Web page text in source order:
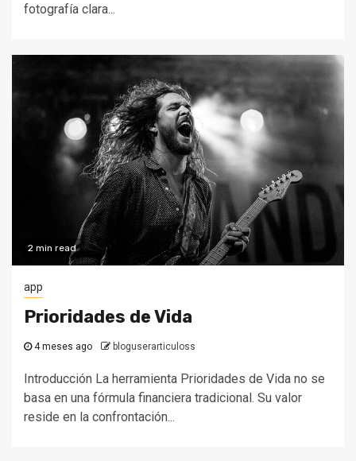
fotografía clara...
2 min read
app
Prioridades de Vida
4 meses ago bloguserarticuloss
Introducción La herramienta Prioridades de Vida no se
basa en una fórmula financiera tradicional. Su valor
reside en la confrontación...